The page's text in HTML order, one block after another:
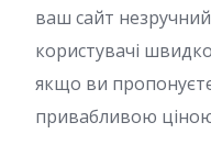
ваш сайт незручний
користувачі
якщо ви
привабливою